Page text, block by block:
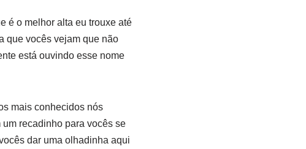
é o melhor alta eu trouxe até
que vocês vejam que não
está ouvindo esse nome
mais conhecidos nós
recadinho para vocês se
dar uma olhadinha aqui